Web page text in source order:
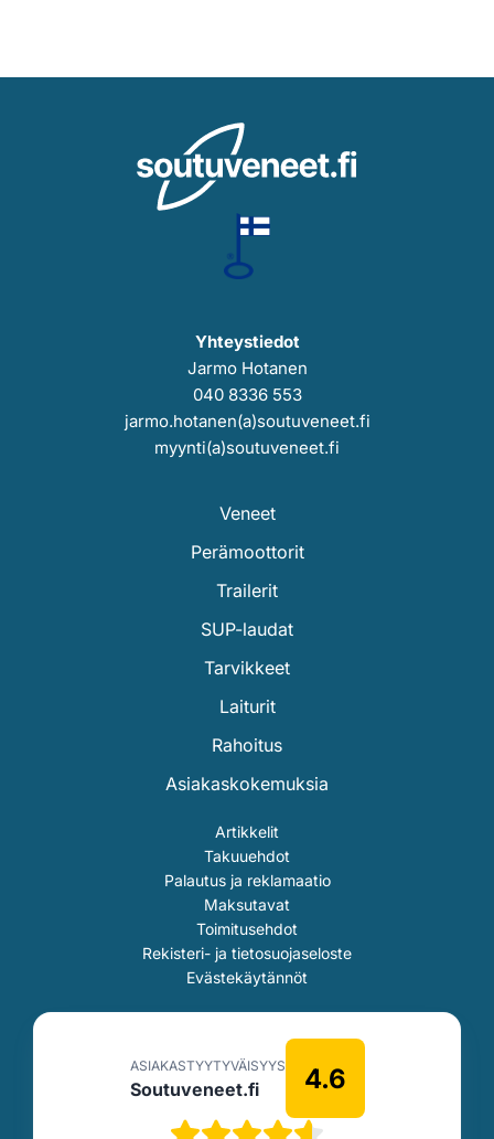
Yhteystiedot
Jarmo Hotanen
040 8336 553
jarmo.hotanen(a)soutuveneet.fi
myynti(a)soutuveneet.fi
Veneet
Perämoottorit
Trailerit
SUP-laudat
Tarvikkeet
Laiturit
Rahoitus
Asiakaskokemuksia
Artikkelit
Takuuehdot
Palautus ja reklamaatio
Maksutavat
Toimitusehdot
Rekisteri- ja tietosuojaseloste
Evästekäytännöt
ASIAKASTYYTYVÄISYYS
Soutuveneet.fi 4.6